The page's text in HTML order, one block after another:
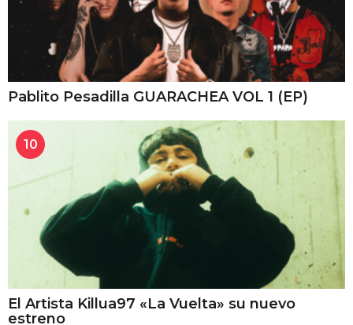
Pablito Pesadilla GUARACHEA VOL 1 (EP)
10
El Artista Killua97 «La Vuelta» su nuevo
estreno